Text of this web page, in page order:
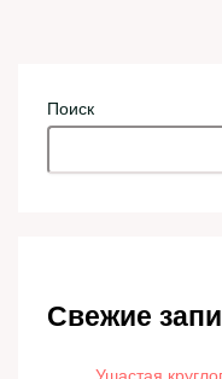
Поиск
Свежие